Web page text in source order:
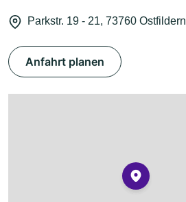
Parkstr. 19 - 21, 73760 Ostfildern
Anfahrt planen